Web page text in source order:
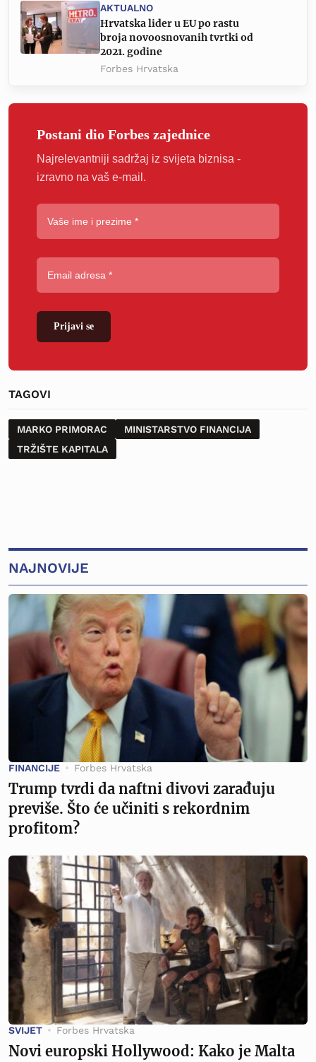
AKTUALNO
Hrvatska lider u EU po rastu
broja novoosnovanih tvrtki od
2021. godine
Forbes Hrvatska
Postani dio Forbes zajednice
Najrelevantniji sadržaj iz svijeta biznisa -
izravno na vaš e-mail.
Prijavi se
TAGOVI
MARKO PRIMORAC
MINISTARSTVO FINANCIJA
TRŽIŠTE KAPITALA
NAJNOVIJE
FINANCIJE Forbes Hrvatska
Trump tvrdi da naftni divovi zarađuju
previše. Što će učiniti s rekordnim
profitom?
SVIJET Forbes Hrvatska
Novi europski Hollywood: Kako je Malta